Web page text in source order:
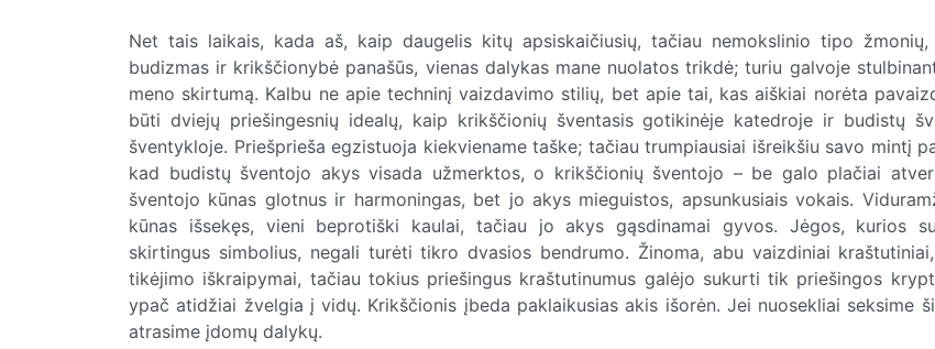
Net tais laikais, kada aš, kaip daugelis kitų apsiskaičiusių, tačiau nemokslinio tipo žmonių,
budizmas ir krikščionybė panašūs, vienas dalykas mane nuolatos trikdė; turiu galvoje
meno skirtumą. Kalbu ne apie techninį vaizdavimo stilių, bet apie tai, kas aiškiai norėta
būti dviejų priešingesnių idealų, kaip krikščionių šventasis gotikinėje katedroje ir budistų
šventykloje. Priešprieša egzistuoja kiekviename taške; tačiau trumpiausiai išreikšiu savo mintį
kad budistų šventojo akys visada užmerktos, o krikščionių šventojo – be galo plačiai
šventojo kūnas glotnus ir harmoningas, bet jo akys mieguistos, apsunkusiais vokais.
kūnas išsekęs, vieni beprotiški kaulai, tačiau jo akys gąsdinamai gyvos. Jėgos, kurios
skirtingus simbolius, negali turėti tikro dvasios bendrumo. Žinoma, abu vaizdiniai
tikėjimo iškraipymai, tačiau tokius priešingus kraštutinumus galėjo sukurti tik priešingos
ypač atidžiai žvelgia į vidų. Krikščionis įbeda paklaikusias akis išorėn. Jei nuosekliai seksime
atrasime įdomų dalykų.